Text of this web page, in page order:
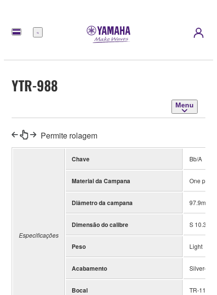
Menu
YTR-988
Menu
Permite rolagem
Especificações
Chave Bb/A
Material da Campana One
Diâmetro da campana 97.9mm
Dimensão do calibre S
Peso Light
Acabamento Silver-
Bocal TR-11A5